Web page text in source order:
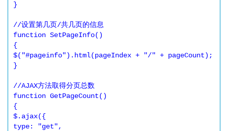
}
//设置第几页/共几页的信息
function SetPageInfo()
{
$("#pageinfo").html(pageIndex + "/" + pageCount);
}
//AJAX方法取得分页总数
function GetPageCount()
{
$.ajax({
type: "get",